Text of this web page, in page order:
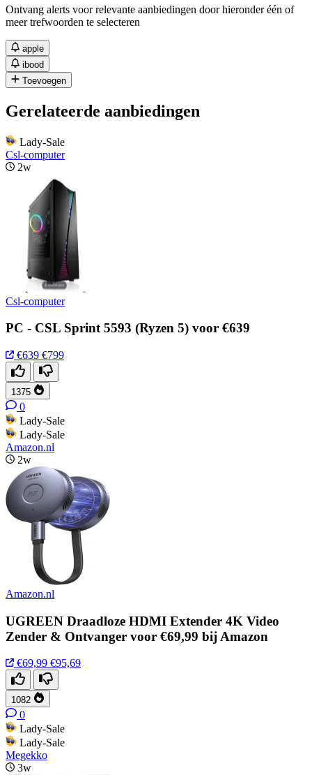
Ontvang alerts voor relevante aanbiedingen door hieronder één of
meer trefwoorden te selecteren
apple
ibood
Toevoegen
Gerelateerde aanbiedingen
Lady-Sale
Csl-computer
2w
Csl-computer
PC - CSL Sprint 5593 (Ryzen 5) voor €639
€639 €799
1375
0
Lady-Sale
Lady-Sale
Amazon.nl
2w
Amazon.nl
UGREEN Draadloze HDMI Extender 4K Video
Zender & Ontvanger voor €69,99 bij Amazon
€69,99 €95,69
1082
0
Lady-Sale
Lady-Sale
Megekko
3w